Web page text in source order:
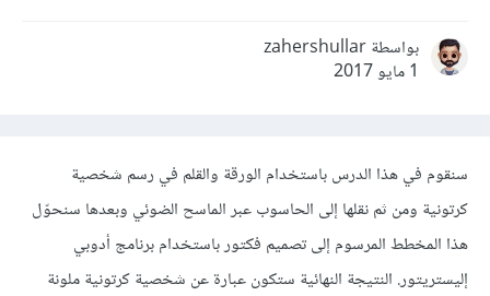
بواسطة zahershullar
1 مايو 2017
سنقوم في هذا الدرس باستخدام الورقة والقلم في رسم شخصية
كرتونية ومن ثم نقلها إلى الحاسوب عبر الماسح الضوئي وبعدها سنحوّل
هذا المخطط المرسوم إلى تصميم فكتور باستخدام برنامج أدوبي
إليستريتور. النتيجة النهائية ستكون عبارة عن شخصية كرتونية ملونة